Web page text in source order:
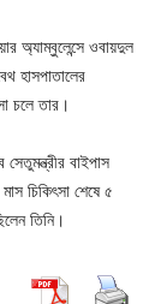
অ্যাম্বুলেন্সে ওবায়দুল
হাসপাতালের
চলে তার।
সেতুমন্ত্রীর বাইপাস
চিকিৎসা শেষে ৫
তিনি।